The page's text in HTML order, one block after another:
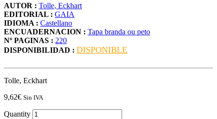
AUTOR : Tolle, Eckhart
EDITORIAL : GAIA
IDIOMA : Castellano
ENCUADERNACION : Tapa branda ou peto
Nº PAGINAS : 220
DISPONIBILIDAD : DISPONIBLE
Tolle, Eckhart
9,62€ Sin IVA
Quantity